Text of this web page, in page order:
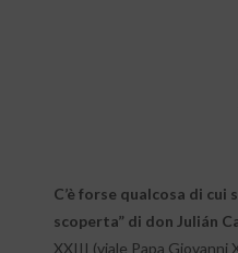
C’è forse qualcosa di
scoperta” di don Julián
XXIII (viale Papa Giovanni